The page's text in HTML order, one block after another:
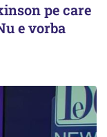
pe care
e vorba